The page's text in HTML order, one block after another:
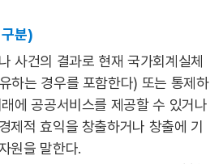
분)
사건의 결과로 현재 국가회계실체
하는 경우를 포함한다) 또는 통제하
에 공공서비스를 제공할 수 있거나
제적 효익을 창출하거나 창출에 기
원을 말한다.